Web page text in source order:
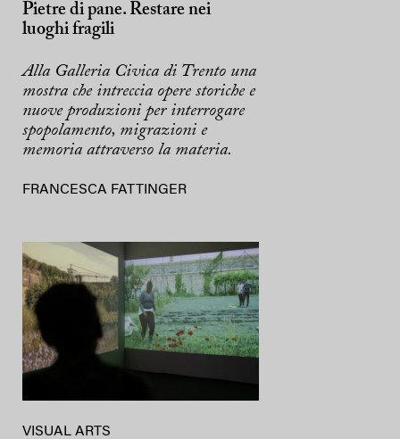
Pietre di pane. Restare nei
luoghi fragili
Alla Galleria Civica di Trento una
mostra che intreccia opere storiche e
nuove produzioni per interrogare
spopolamento, migrazioni e
memoria attraverso la materia.
FRANCESCA FATTINGER
VISUAL ARTS